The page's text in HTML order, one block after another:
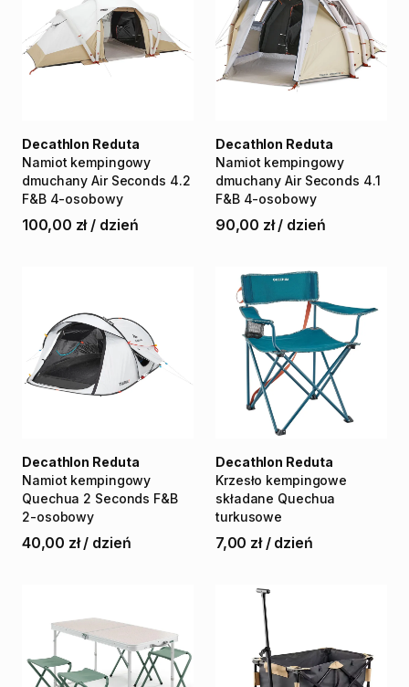
Namiot kempingowy
dmuchany Air Seconds 4.2
F&B 4-osobowy
Decathlon Reduta
100,00 zł / dzień
Namiot kempingowy
dmuchany Air Seconds 4.1
F&B 4-osobowy
Decathlon Reduta
90,00 zł / dzień
Namiot kempingowy
Quechua 2 Seconds F&B
2-osobowy
Decathlon Reduta
40,00 zł / dzień
Krzesło kempingowe
składane Quechua
turkusowe
Decathlon Reduta
7,00 zł / dzień